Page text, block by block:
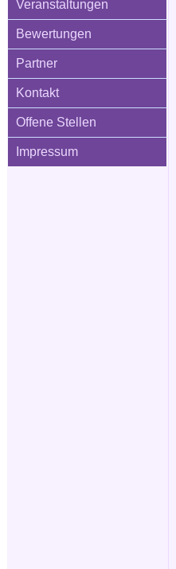
Veranstaltungen
Bewertungen
Partner
Kontakt
Offene Stellen
Impressum